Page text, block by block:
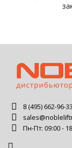
8 (495) 662-96-33
Пн-Пт: 09:00 -